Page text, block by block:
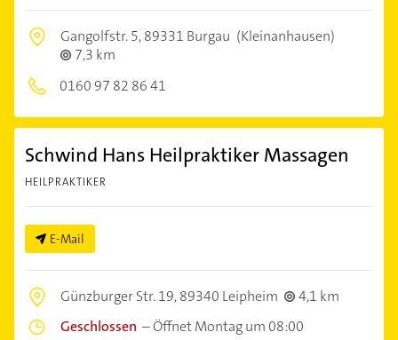
Gangolfstr. 5,89331 Burgau (Kleinanhausen)
7,3 km
0160 97 82 86 41
Schwind Hans Heilpraktiker Massagen
HEILPRAKTIKER
E-Mail
Günzburger Str. 19,89340 Leipheim
4,1 km
Geschlossen –Öffnet Montag um 08:00